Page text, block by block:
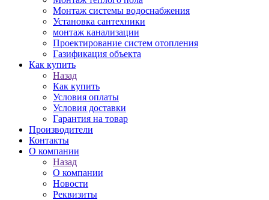
Монтаж системы водоснабжения
Установка сантехники
монтаж канализации
Проектирование систем отопления
Газификация объекта
Как купить
Назад
Как купить
Условия оплаты
Условия доставки
Гарантия на товар
Производители
Контакты
О компании
Назад
О компании
Новости
Реквизиты